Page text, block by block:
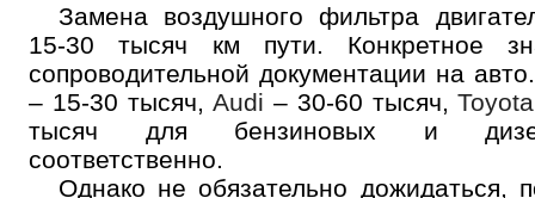
Замена воздушного фильтра
15-30 тысяч км пути. Конкретное
сопроводительной документации на
– 15-30 тысяч,Audi – 30-60 тысяч,Toyota
тысяч для бензиновых и
соответственно.
Однако не обязательно дожидаться,